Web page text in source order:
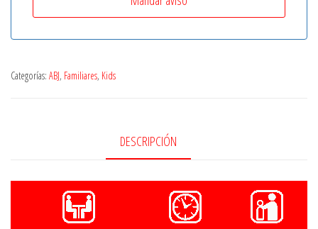
Categorías: ABJ, Familiares, Kids
DESCRIPCIÓN